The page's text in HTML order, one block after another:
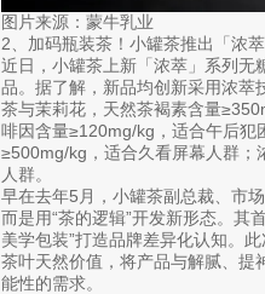
图片来源：蒙牛乳业
2、加码瓶装茶！小罐茶推出「浓
近日，小罐茶上新「浓萃」系列无
品。据了解，新品均创新采用浓萃
茶与茉莉花，天然茶褐素含量
啡因含量≥120mg/kg，适合午后犯
≥500mg/kg，适合久看屏幕人群；
人群。
早在去年5月，小罐茶副总裁、市
而是用“茶的逻辑”开发新形态。其
美学包装”打造品牌差异化认知。
茶叶天然价值，将产品与解腻、提
能性的需求。